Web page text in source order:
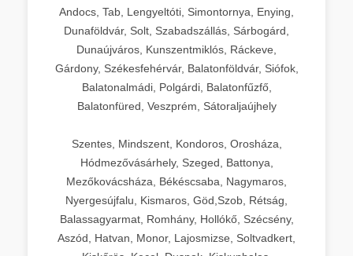
Andocs, Tab, Lengyeltóti, Simontornya, Enying,
Dunaföldvár, Solt, Szabadszállás, Sárbogárd,
Dunaújváros, Kunszentmiklós, Ráckeve,
Gárdony, Székesfehérvár, Balatonföldvár, Siófok,
Balatonalmádi, Polgárdi, Balatonfűzfő,
Balatonfüred, Veszprém, Sátoraljaújhely
Szentes, Mindszent, Kondoros, Orosháza,
Hódmezővásárhely, Szeged, Battonya,
Mezőkovácsháza, Békéscsaba, Nagymaros,
Nyergesújfalu, Kismaros, Göd,Szob, Rétság,
Balassagyarmat, Romhány, Hollókő, Szécsény,
Aszód, Hatvan, Monor, Lajosmizse, Soltvadkert,